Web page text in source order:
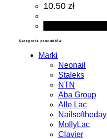
10.50 zł
Kategorie produktów
Marki
Neonail
Staleks
NTN
Aba Group
Alle Lac
Nailsoftheday
MollyLac
Clavier